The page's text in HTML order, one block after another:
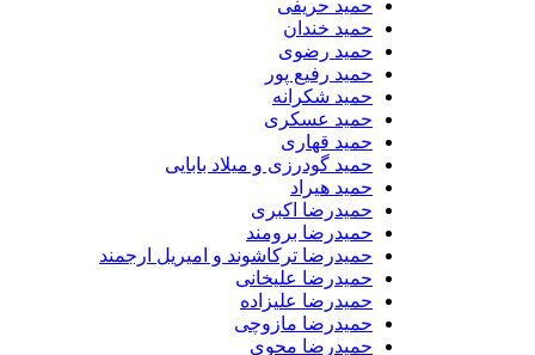
حمید حریفی
حمید خندان
حمید رضوی
حمید رفیع پور
حمید شکرانه
حمید عسکری
حمید قهاری
حمید گودرزی و میلاد بابایی
حمید هیراد
حمیدرضا اکبری
حمیدرضا برومند
حمیدرضا ترکاشوند و امیریل ارجمند
حمیدرضا علیخانی
حمیدرضا علیزاده
حمیدرضا مازوچی
حمیدرضا محوی